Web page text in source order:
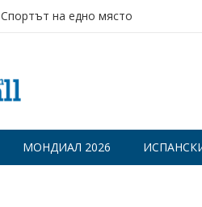
Спортът на едно място
МОНДИАЛ 2026